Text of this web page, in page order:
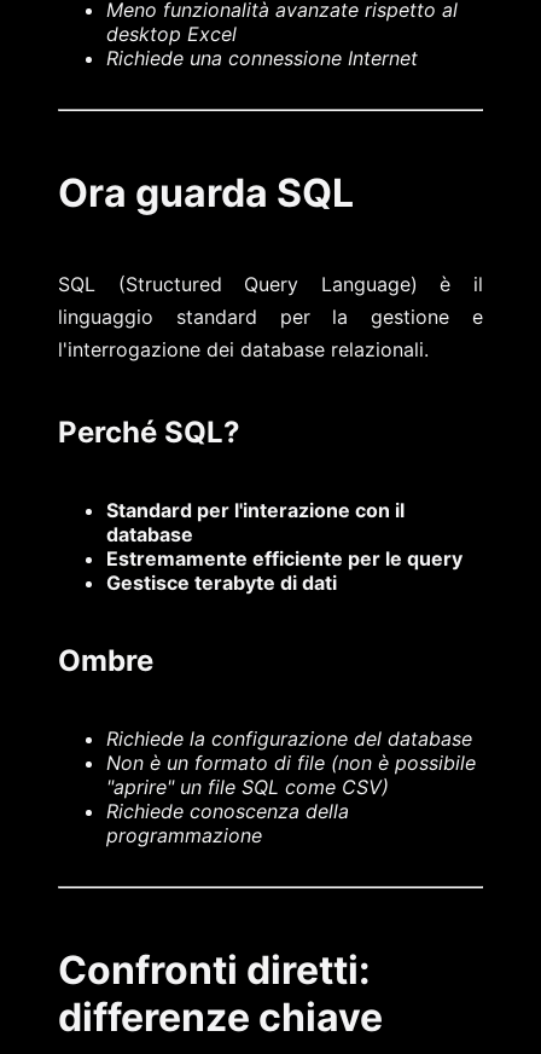
Meno funzionalità avanzate rispetto al
desktop Excel
Richiede una connessione Internet
Ora guarda SQL
SQL (Structured Query Language) è il
linguaggio standard per la gestione e
l'interrogazione dei database relazionali.
Perché SQL?
Standard per l'interazione con il
database
Estremamente efficiente per le query
Gestisce terabyte di dati
Ombre
Richiede la configurazione del database
Non è un formato di file (non è possibile
"aprire" un file SQL come CSV)
Richiede conoscenza della
programmazione
Confronti diretti:
differenze chiave